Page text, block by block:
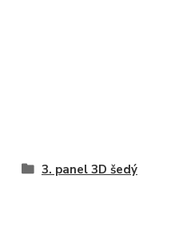
3. panel 3D šedý